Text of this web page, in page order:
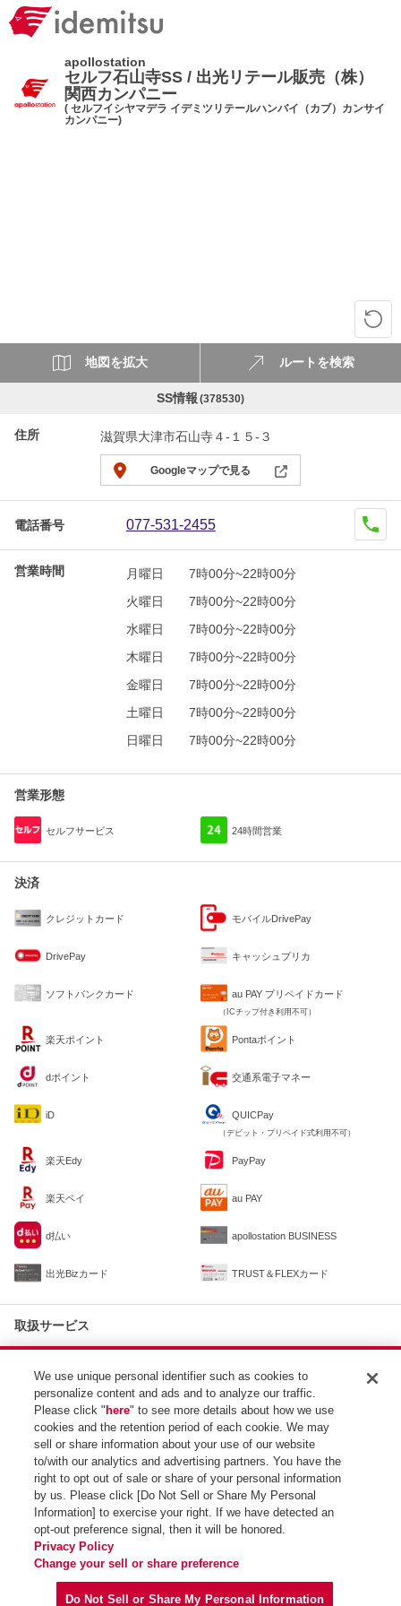
apollostation
セルフ石山寺SS / 出光リテール販売（株）
関西カンパニー
( セルフイシヤマデラ イデミツリテールハンバイ（カブ）カンサイ
カンパニー)
SS情報 (378530)
住所 滋賀県大津市石山寺４-１５-３
Googleマップで見る
電話番号 077-531-2455
営業時間 月曜日
7時00分~22時00分
火曜日
7時00分~22時00分
水曜日
7時00分~22時00分
木曜日
7時00分~22時00分
金曜日
7時00分~22時00分
土曜日
7時00分~22時00分
日曜日
7時00分~22時00分
地図を拡大 ルートを検索
営業形態
セルフサービス 24時間営業
決済
クレジットカード モバイルDrivePay
DrivePay キャッシュプリカ
ソフトバンクカード au PAY プリペイドカード
（ICチップ付き利用不可）
楽天ポイント Pontaポイント
dポイント 交通系電子マネー
iD QUICPay
（デビット・プリペイド式利用不可）
楽天Edy PayPay
楽天ペイ au PAY
d払い apollostation BUSINESS
出光Bizカード TRUST＆FLEXカード
取扱サービス
最寄りのSS
apollostation
石山寺SS / （株）松本石油
SS検索トップ
We use unique personal identifier such as cookies to
personalize content and ads and to analyze our traffic.
Please click " here" to see more details about how we use
cookies and the retention period of each cookie. We may
sell or share information about your use of our website
to/with our analytics and advertising partners. You have the
right to opt out of sale or share of your personal information
by us. Please click [Do Not Sell or Share My Personal
Information] to exercise your right. If we have detected an
opt-out preference signal, then it will be honored.
Privacy Policy
Change your sell or share preference
Do Not Sell or Share My Personal Information